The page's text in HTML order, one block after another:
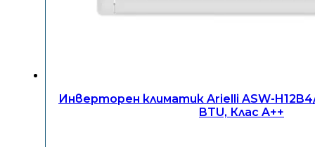
Инверторен климатик Arielli ASW-H12B4/
BTU, Клас A++